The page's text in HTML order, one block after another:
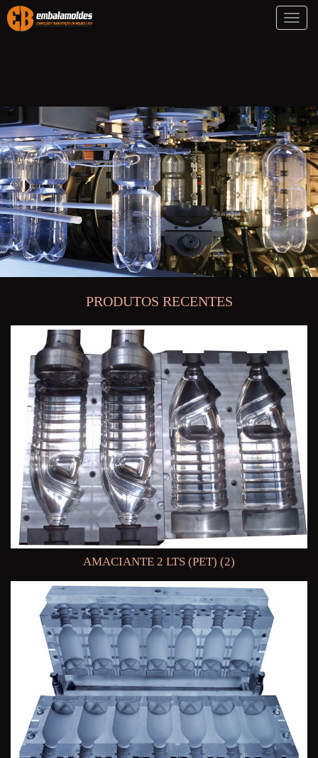
Toggle
PRODUTOS RECENTES
AMACIANTE 2 LTS (PET) (2)